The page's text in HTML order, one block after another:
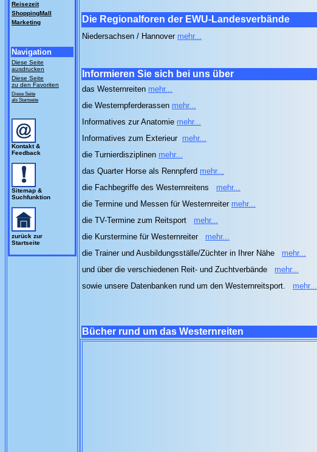
Reisezeit
ShoppingMall
Marketing
Navigation
Diese Seite
ausdrucken
Diese Seite
zu den Favoriten
Diese Seite
als Startseite
Kontakt &
Feedback
Sitemap &
Suchfunktion
zurück zur
Startseite
Die Regionalforen der EWU-Landesverbände
Niedersachsen / Hannover mehr...
Informieren Sie sich bei uns über
das Westernreiten mehr...
die Westernpferderassen mehr...
Informatives zur Anatomie mehr...
Informatives zum Exterieur mehr...
die Turnierdisziplinen mehr...
das Quarter Horse als Rennpferd mehr...
die Fachbegriffe des Westernreitens
mehr...
die Termine und Messen für Westernreiter mehr...
die TV-Termine zum Reitsport
mehr...
die Kurstermine für Westernreiter
mehr...
die Trainer und Ausbildungsställe/Züchter in Ihrer Nähe
mehr...
und über die verschiedenen Reit- und Zuchtverbände
mehr...
sowie unsere Datenbanken rund um den Westernreitsport.
mehr...
Bücher rund um das Westernreiten